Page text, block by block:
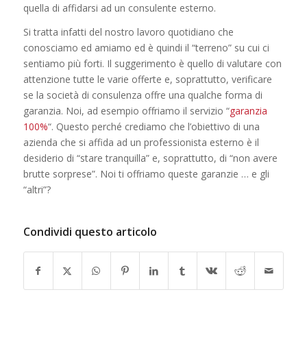
quella di affidarsi ad un consulente esterno.
Si tratta infatti del nostro lavoro quotidiano che
conosciamo ed amiamo ed è quindi il “terreno” su cui ci
sentiamo più forti. Il suggerimento è quello di valutare con
attenzione tutte le varie offerte e, soprattutto, verificare
se la società di consulenza offre una qualche forma di
garanzia. Noi, ad esempio offriamo il servizio “garanzia
100%“. Questo perché crediamo che l’obiettivo di una
azienda che si affida ad un professionista esterno è il
desiderio di “stare tranquilla” e, soprattutto, di “non avere
brutte sorprese”. Noi ti offriamo queste garanzie … e gli
“altri”?
Condividi questo articolo